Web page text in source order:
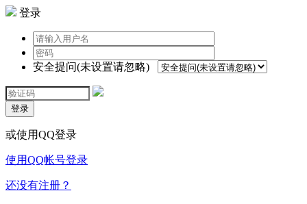
登录
安全提问(未设置请忽略)
登录
或使用QQ登录
使用QQ帐号登录
还没有注册？